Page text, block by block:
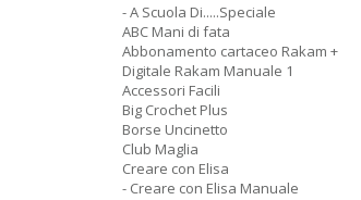
- A Scuola Di.....Speciale
ABC Mani di fata
Abbonamento cartaceo Rakam +
Digitale Rakam Manuale 1
Accessori Facili
Big Crochet Plus
Borse Uncinetto
Club Maglia
Creare con Elisa
- Creare con Elisa Manuale